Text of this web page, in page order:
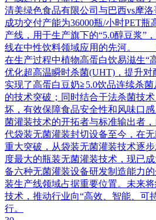
清美绿色食品有限公司与巴西vs摩洛
成功交付产能为36000瓶/小时PET
产线，用于生产旗下的“5.0醇豆浆”
线在中性饮料领域应用的先河。
在生产过程中植物高蛋白饮易滋生“
优化超高温瞬时杀菌(UHT)，提升对
实现了高蛋白豆奶≧5.0饮品连续杀
的技术突破；同时结合干法杀菌技
坏，有效保障食品安全性和风味
菌灌装技术的开拓者与标准输出者
代袋装无菌灌装封切设备至今，在
重大突破，从袋装无菌灌装技术逐
度最大的瓶装无菌灌装技术，现已
备六种无菌灌装设备研发制造能力
装生产线领域占据重要位置。未来
技术，推动行业向“高效、智能、可
行。